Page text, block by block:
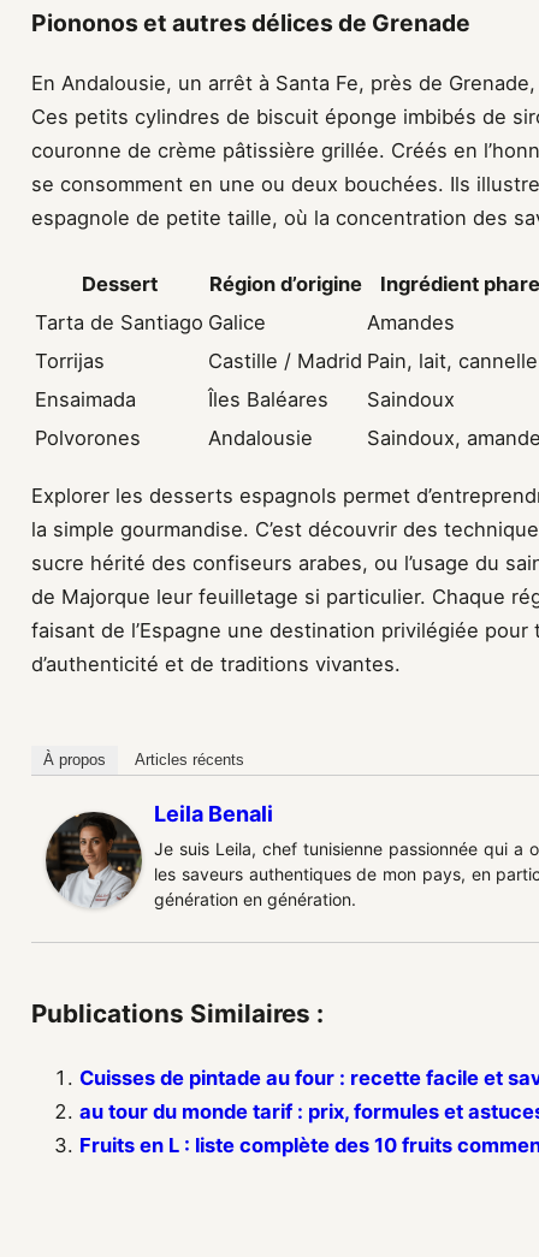
Piononos et autres délices de Grenade
En Andalousie, un arrêt à Santa Fe, près de
Ces petits cylindres de biscuit éponge imbibés de
couronne de crème pâtissière grillée. Créés en
se consomment en une ou deux bouchées. Ils
espagnole de petite taille, où la concentration des
Dessert Région d’origine
Ingrédient phare
Tarta de Santiago Galice
Amandes
Torrijas
Castille / Madrid Pain, lait, cannelle
Ensaimada
Îles Baléares
Saindoux
Polvorones
Andalousie Saindoux,
Explorer les desserts espagnols permet
la simple gourmandise. C’est découvrir des
sucre hérité des confiseurs arabes, ou l’usage du
de Majorque leur feuilletage si particulier. Chaque
faisant de l’Espagne une destination privilégiée
d’authenticité et de traditions vivantes.
À propos Articles récents
Leila Benali
Je suis Leila, chef tunisienne passionnée qui a
les saveurs authentiques de mon pays, en
génération en génération.
Publications Similaires :
Cuisses de pintade au four : recette facile et
au tour du monde tarif : prix, formules et
Fruits en L : liste complète des 10 fruits